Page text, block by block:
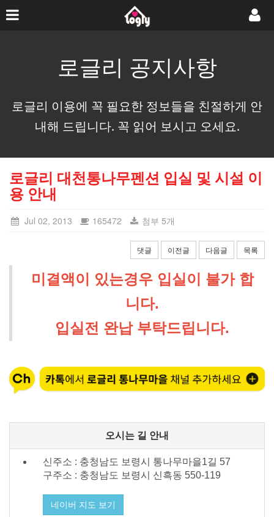
로글리 공지사항
로글리 이용에 꼭 필요한 정보들을 친절하게 안
내해 드립니다. 꼭 읽어 보시고 오세요.
로글리 대천통나무펜션 입실 및 시설 이
용 안내
Jul 02, 2013 165472 첨부 5개
댓글 이전글 다음글 목록
미결액이 있는경우 입실이 불가 합
니다.
입실전 완납 부탁드립니다.
오시는 길 안내
신주소 : 충청남도 보령시 통나무마을1길 57
구주소 : 충청남도 보령시 신흑동 550-119
네이버 지도 보기